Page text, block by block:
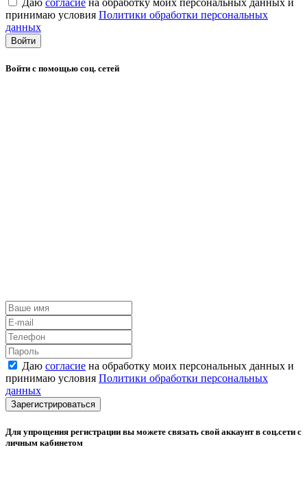
принимаю условия Политики обработки персональных
данных
Войти
Войти с помощью соц. сетей
Даю согласие на обработку моих персональных данных и
принимаю условия Политики обработки персональных
данных
Зарегистрироваться
Для упрощения регистрации вы можете связать свой аккаунт в соц.сети с
личным кабинетом